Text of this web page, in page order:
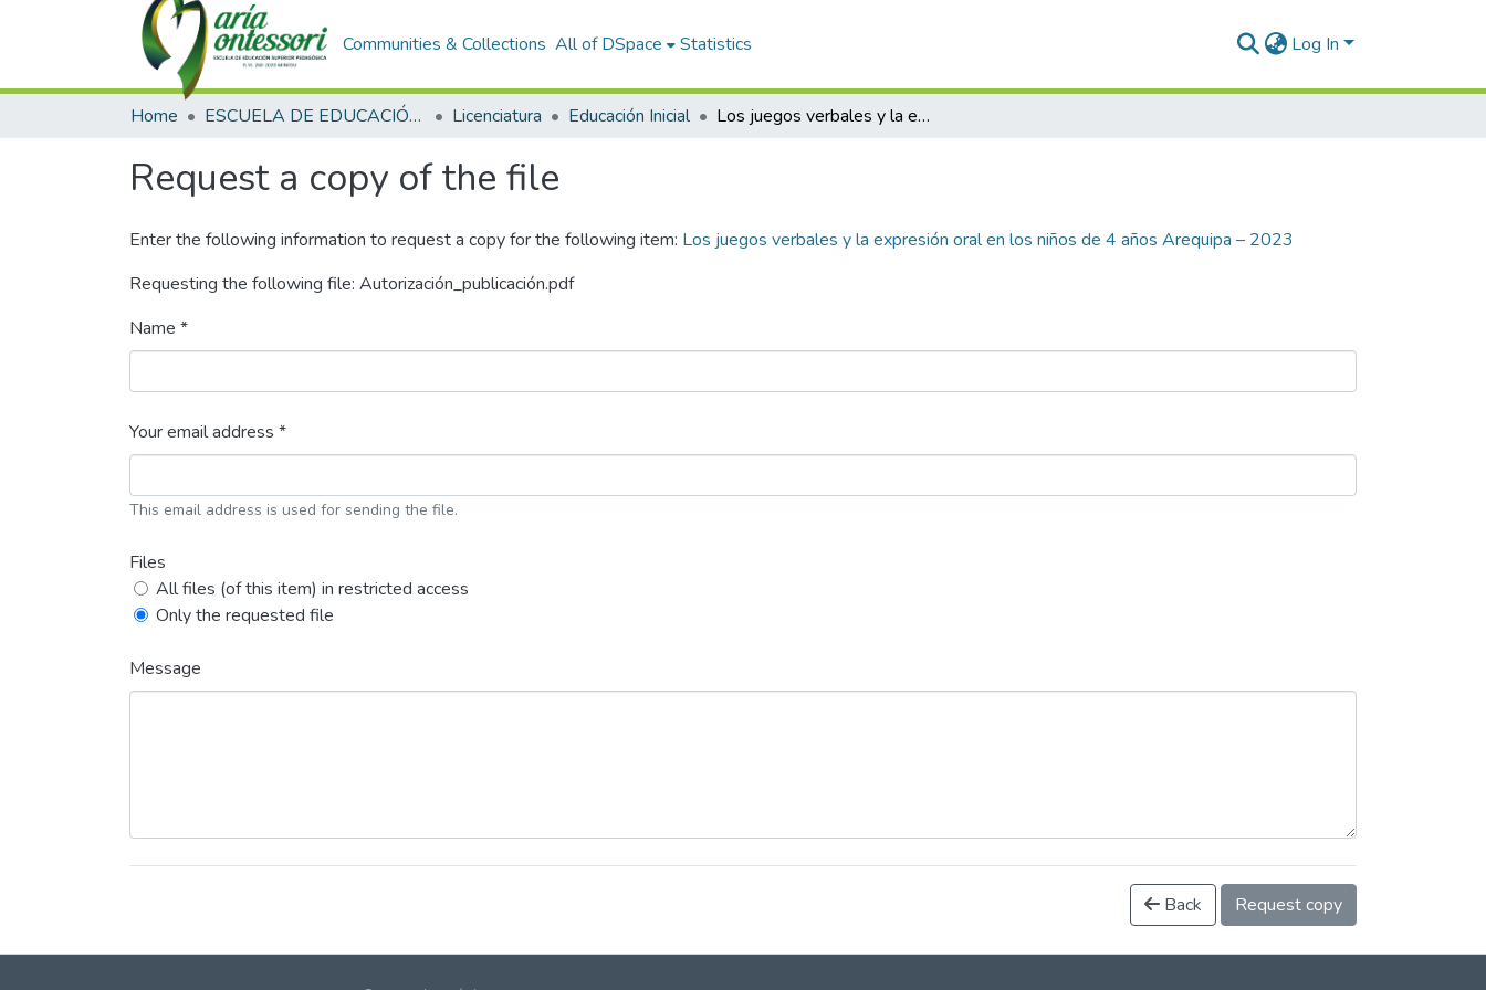
Communities & Collections All of DSpace Statistics Log In
Home ESCUELA DE EDUCACIÓN SUPERIOR PEDAGÓGICA Licenciatura Educación Inicial Los juegos verbales y la expresión oral en los niños de 4 años Arequipa – 2023
Request a copy of the file
Enter the following information to request a copy for the following item: Los juegos verbales y la expresión oral en los niños de 4 años Arequipa – 2023
Requesting the following file: Autorización_publicación.pdf
Name *
Your email address *
This email address is used for sending the file.
Files
All files (of this item) in restricted access
Only the requested file
Message
Back Request copy